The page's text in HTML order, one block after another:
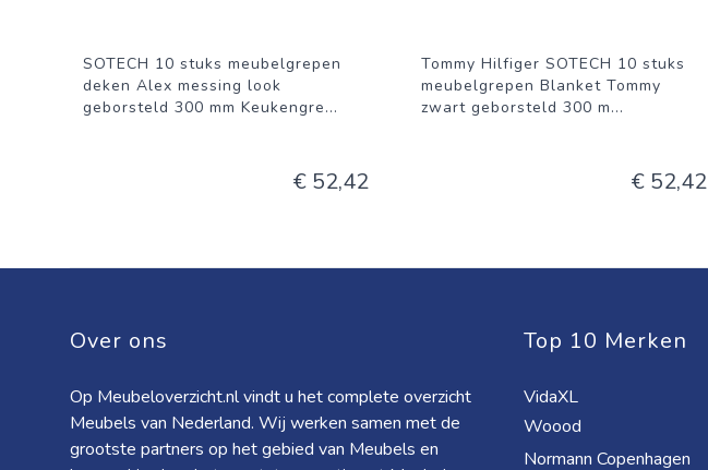
SOTECH 10 stuks meubelgrepen
deken Alex messing look
geborsteld 300 mm Keukengre...
€ 52,42
Tommy Hilfiger SOTECH 10 stuks
meubelgrepen Blanket Tommy
zwart geborsteld 300 m...
€ 52,42
Over ons
Op Meubeloverzicht.nl vindt u het complete overzicht
Meubels van Nederland. Wij werken samen met de
grootste partners op het gebied van Meubels en
Top 10 Merken
VidaXL
Woood
Normann Copenhagen